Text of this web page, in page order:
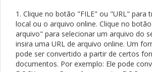
1. Clique no botão "FILE" ou "URL" para
local ou o arquivo online. Clique no
arquivo" para selecionar um arquivo do
insira uma URL de arquivo online. Um
pode ser convertido a partir de certos
documentos. Por exemplo: Ele pode